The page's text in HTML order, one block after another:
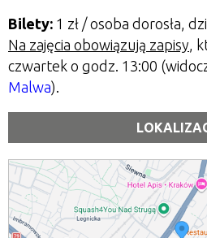
Bilety: 1 zł / osoba dorosła,
Na zajęcia obowiązują zapisy,
czwartek o godz. 13:00
Malwa).